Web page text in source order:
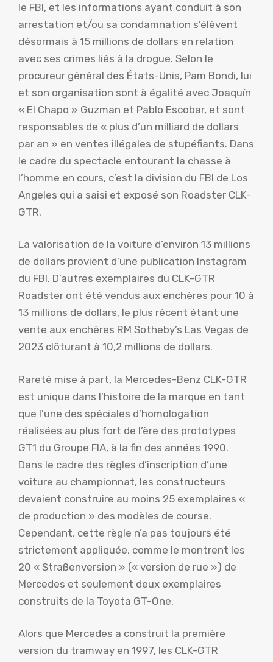
le FBI, et les informations ayant conduit à son
arrestation et/ou sa condamnation s’élèvent
désormais à 15 millions de dollars en relation
avec ses crimes liés à la drogue. Selon le
procureur général des États-Unis, Pam Bondi, lui
et son organisation sont à égalité avec Joaquín
« El Chapo » Guzman et Pablo Escobar, et sont
responsables de « plus d’un milliard de dollars
par an » en ventes illégales de stupéfiants. Dans
le cadre du spectacle entourant la chasse à
l’homme en cours, c’est la division du FBI de Los
Angeles qui a saisi et exposé son Roadster CLK-
GTR.
La valorisation de la voiture d’environ 13 millions
de dollars provient d’une publication Instagram
du FBI. D’autres exemplaires du CLK-GTR
Roadster ont été vendus aux enchères pour 10 à
13 millions de dollars, le plus récent étant une
vente aux enchères RM Sotheby’s Las Vegas de
2023 clôturant à 10,2 millions de dollars.
Rareté mise à part, la Mercedes-Benz CLK-GTR
est unique dans l’histoire de la marque en tant
que l’une des spéciales d’homologation
réalisées au plus fort de l’ère des prototypes
GT1 du Groupe FIA, à la fin des années 1990.
Dans le cadre des règles d’inscription d’une
voiture au championnat, les constructeurs
devaient construire au moins 25 exemplaires «
de production » des modèles de course.
Cependant, cette règle n’a pas toujours été
strictement appliquée, comme le montrent les
20 « Straßenversion » (« version de rue ») de
Mercedes et seulement deux exemplaires
construits de la Toyota GT-One.
Alors que Mercedes a construit la première
version du tramway en 1997, les CLK-GTR